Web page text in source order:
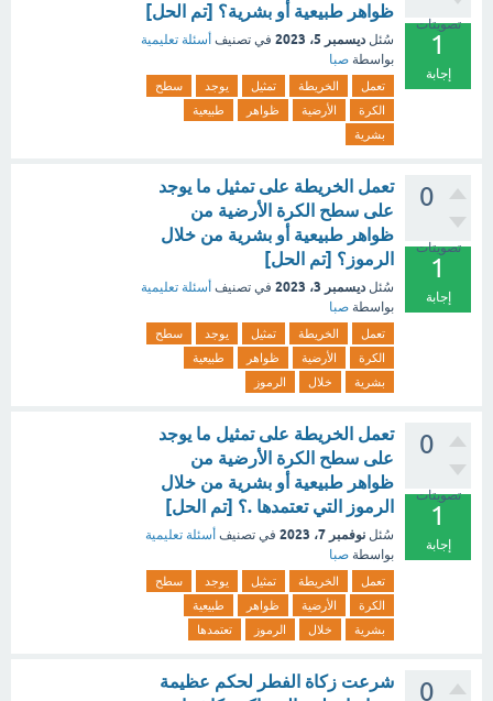
تصويتات
1
إجابة
ظواهر طبيعية أو بشرية؟ [تم الحل]
سُئل ديسمبر 5، 2023 في تصنيف أسئلة تعليمية
بواسطة صبا
تعمل الخريطة تمثيل يوجد
سطح
الكرة
الأرضية ظواهر
طبيعية
بشرية
0
تصويتات
1
إجابة
تعمل الخريطة على تمثيل ما يوجد
على سطح الكرة الأرضية من
ظواهر طبيعية أو بشرية من خلال
الرموز؟ [تم الحل]
سُئل ديسمبر 3، 2023 في تصنيف أسئلة تعليمية
بواسطة صبا
تعمل الخريطة تمثيل يوجد
سطح
الكرة
الأرضية ظواهر
طبيعية
بشرية
خلال الرموز
0
تصويتات
1
إجابة
تعمل الخريطة على تمثيل ما يوجد
على سطح الكرة الأرضية من
ظواهر طبيعية أو بشرية من خلال
الرموز التي تعتمدها .؟ [تم الحل]
سُئل نوفمبر 7، 2023 في تصنيف أسئلة تعليمية
بواسطة صبا
تعمل الخريطة تمثيل يوجد
سطح
الكرة
الأرضية ظواهر
طبيعية
بشرية
خلال الرموز تعتمدها
0
شرعت زكاة الفطر لحكم عظيمة